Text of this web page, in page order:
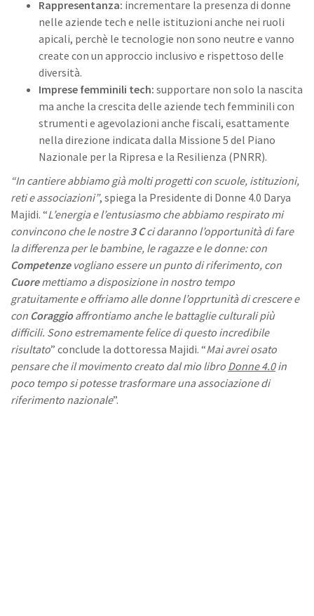
Rappresentanza: incrementare la presenza di donne
nelle aziende tech e nelle istituzioni anche nei ruoli
apicali, perchè le tecnologie non sono neutre e vanno
create con un approccio inclusivo e rispettoso delle
diversità.
Imprese femminili tech: supportare non solo la nascita
ma anche la crescita delle aziende tech femminili con
strumenti e agevolazioni anche fiscali, esattamente
nella direzione indicata dalla Missione 5 del Piano
Nazionale per la Ripresa e la Resilienza (PNRR).
“In cantiere abbiamo già molti progetti con scuole, istituzioni,
reti e associazioni”, spiega la Presidente di Donne 4.0 Darya
Majidi. “L’energia e l’entusiasmo che abbiamo respirato mi
convincono che le nostre3 Cci daranno l’opportunità di fare
la differenza per le bambine, le ragazze e le donne: con
Competenzevogliano essere un punto di riferimento, con
Cuoremettiamo a disposizione in nostro tempo
gratuitamente e offriamo alle donne l’opprtunità di crescere e
con Coraggioaffrontiamo anche le battaglie culturali più
difficili. Sono estremamente felice di questo incredibile
risultato” conclude la dottoressa Majidi. “Mai avrei osato
pensare che il movimento creato dal mio libro Donne 4.0in
poco tempo si potesse trasformare una associazione di
riferimento nazionale”.